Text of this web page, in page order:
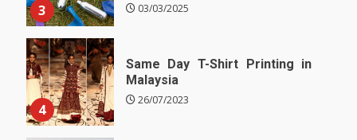
3 03/03/2025
4
Same Day T-Shirt Printing in
Malaysia
26/07/2023